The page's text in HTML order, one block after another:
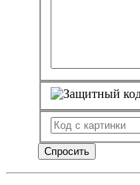
Спросить